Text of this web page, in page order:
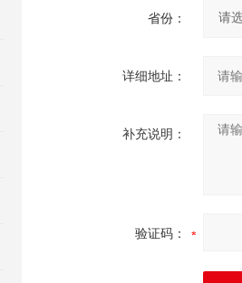
省份：
详细地址：
补充说明：
验证码：